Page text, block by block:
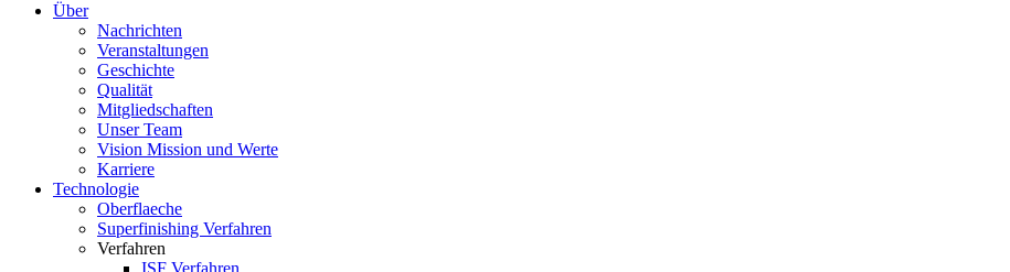
Über
Nachrichten
Veranstaltungen
Geschichte
Qualität
Mitgliedschaften
Unser Team
Vision Mission und Werte
Karriere
Technologie
Oberflaeche
Superfinishing Verfahren
Verfahren
ISF Verfahren